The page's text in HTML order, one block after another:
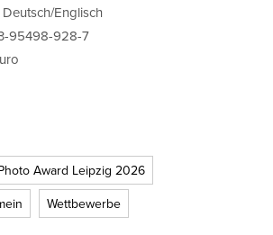
Englisch
95498-928-7
Award Leipzig 2026
Wettbewerbe